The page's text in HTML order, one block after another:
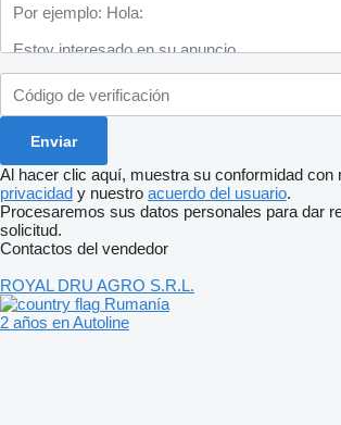
Al hacer clic aquí, muestra su conformidad con
privacidad y nuestro acuerdo del usuario.
Procesaremos sus datos personales para dar
solicitud.
Contactos del vendedor
ROYAL DRU AGRO S.R.L.
Rumanía
2 años en Autoline